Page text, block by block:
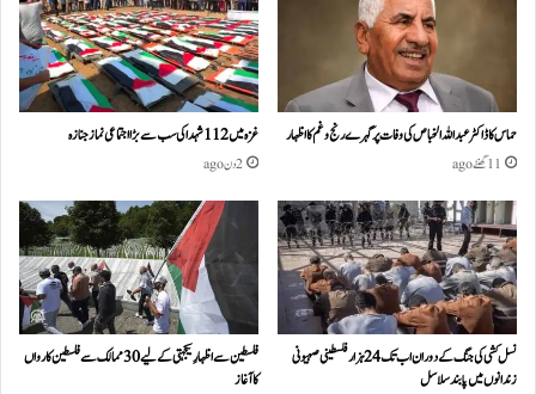
حماس کا ڈاکٹر عبداللہ الخباص کی وفات پر گہرے رنج وغم کااظہار
11 گھنٹے ago
غزہ میں 112 شہدا کی سب سے بڑا اجتماعی نماز جنازہ
2 دن ago
نسل کشی کی جنگ کے دوران اب تک 24ہزار فلسطینی صہیونی
زندانوں میں پابند سلاسل
فلسطین سے اظہارِ یکجہتی کے لیے 30 ممالک سے فلسطین کارواں
کا آغاز